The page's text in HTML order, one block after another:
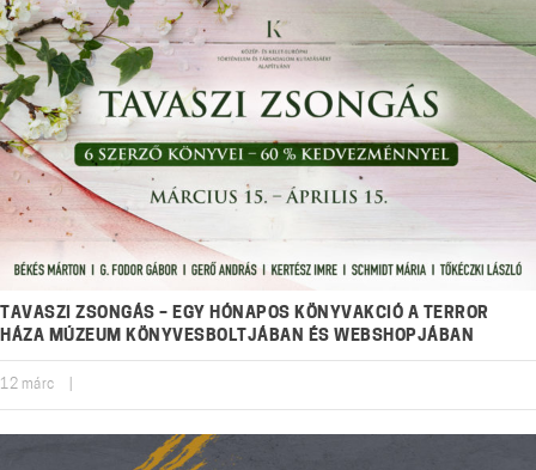
TAVASZI ZSONGÁS – EGY HÓNAPOS KÖNYVAKCIÓ A TERROR
HÁZA MÚZEUM KÖNYVESBOLTJÁBAN ÉS WEBSHOPJÁBAN
12 márc